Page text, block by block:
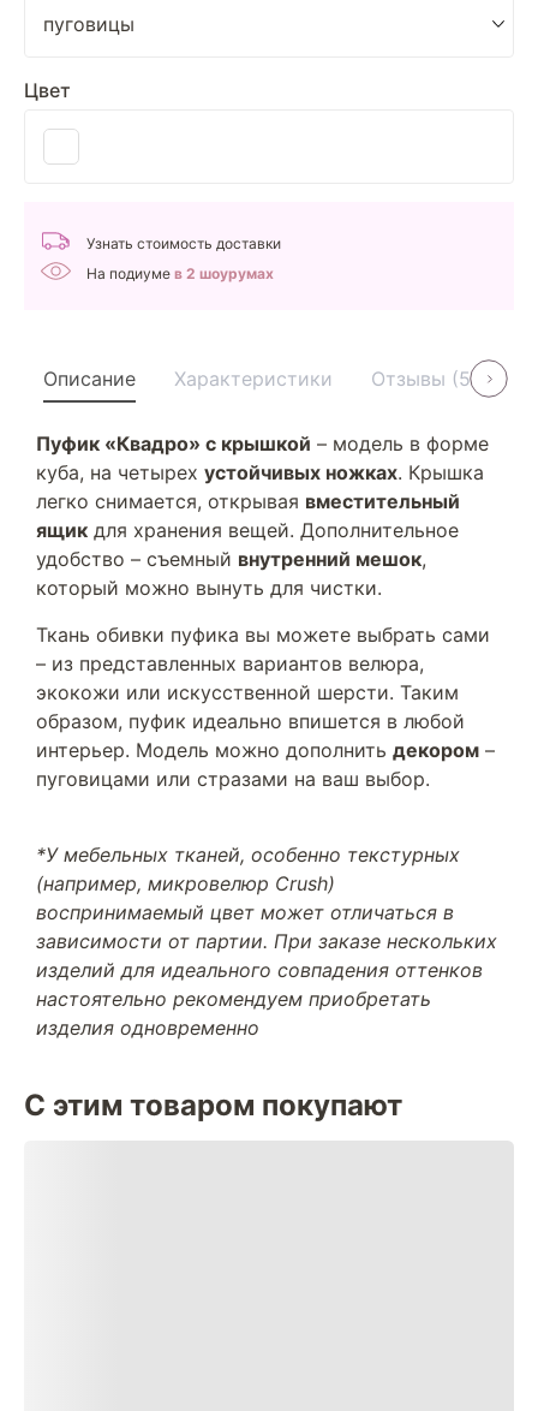
Цвет
Узнать стоимость доставки
На подиуме в 2 шоурумах
Описание Характеристики Отзывы (5)
Пуфик «Квадро» с крышкой – модель в форме
куба, на четырех устойчивых ножках. Крышка
легко снимается, открывая вместительный
ящик для хранения вещей. Дополнительное
удобство – съемный внутренний мешок,
который можно вынуть для чистки.
Ткань обивки пуфика вы можете выбрать сами
– из представленных вариантов велюра,
экокожи или искусственной шерсти. Таким
образом, пуфик идеально впишется в любой
интерьер. Модель можно дополнить декором –
пуговицами или стразами на ваш выбор.
*У мебельных тканей, особенно текстурных
(например, микровелюр Crush)
воспринимаемый цвет может отличаться в
зависимости от партии. При заказе нескольких
изделий для идеального совпадения оттенков
настоятельно рекомендуем приобретать
изделия одновременно
С этим товаром покупают